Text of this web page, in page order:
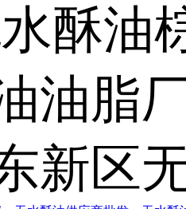
酥
油脂
新区